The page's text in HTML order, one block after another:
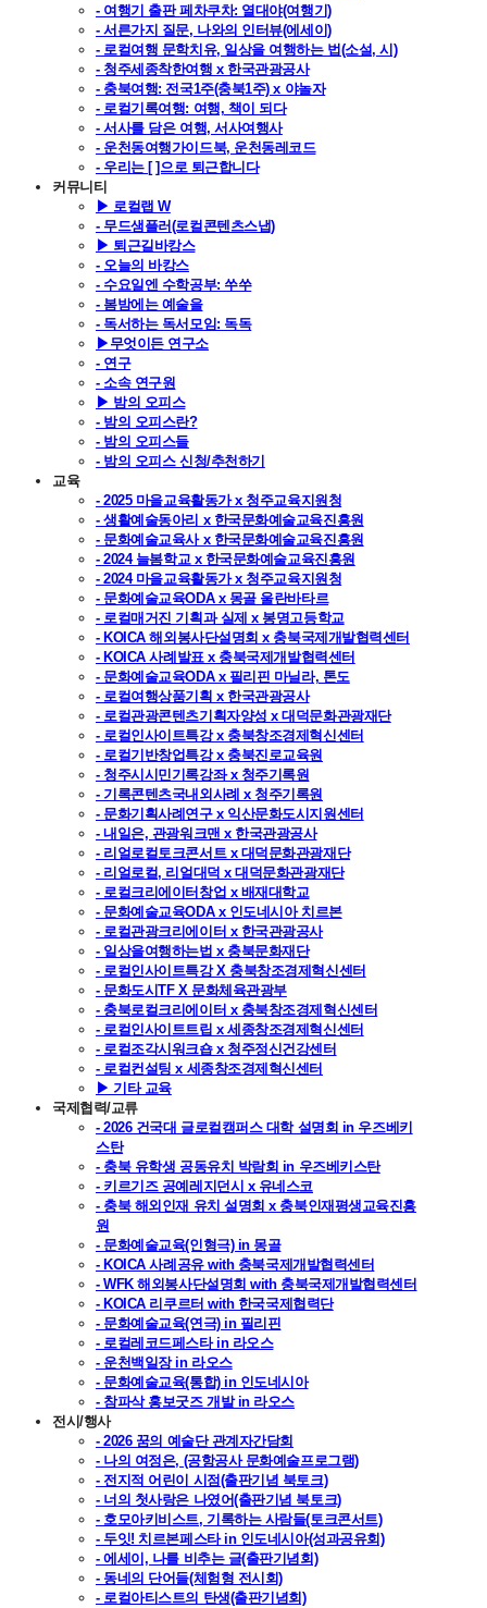
- 여행기 출판 페차쿠차: 열대야(여행기)
- 서른가지 질문, 나와의 인터뷰(에세이)
- 로컬여행 문학치유, 일상을 여행하는 법(소설, 시)
- 청주세종착한여행 x 한국관광공사
- 충북여행: 전국1주(충북1주) x 야놀자
- 로컬기록여행: 여행, 책이 되다
- 서사를 담은 여행, 서사여행사
- 운천동여행가이드북, 운천동레코드
- 우리는 [ ]으로 퇴근합니다
커뮤니티
▶ 로컬랩 W
- 무드샘플러(로컬콘텐츠스냅)
▶ 퇴근길바캉스
- 오늘의 바캉스
- 수요일엔 수학공부: 쑤쑤
- 봄밤에는 예술을
- 독서하는 독서모임: 독독
▶무엇이든 연구소
- 연구
- 소속 연구원
▶ 밤의 오피스
- 밤의 오피스란?
- 밤의 오피스들
- 밤의 오피스 신청/추천하기
교육
- 2025 마을교육활동가 x 청주교육지원청
- 생활예술동아리 x 한국문화예술교육진흥원
- 문화예술교육사 x 한국문화예술교육진흥원
- 2024 늘봄학교 x 한국문화예술교육진흥원
- 2024 마을교육활동가 x 청주교육지원청
- 문화예술교육ODA x 몽골 울란바타르
- 로컬매거진 기획과 실제 x 봉명고등학교
- KOICA 해외봉사단설명회 x 충북국제개발협력센터
- KOICA 사례발표 x 충북국제개발협력센터
- 문화예술교육ODA x 필리핀 마닐라, 톤도
- 로컬여행상품기획 x 한국관광공사
- 로컬관광콘텐츠기획자양성 x 대덕문화관광재단
- 로컬인사이트특강 x 충북창조경제혁신센터
- 로컬기반창업특강 x 충북진로교육원
- 청주시시민기록강좌 x 청주기록원
- 기록콘텐츠국내외사례 x 청주기록원
- 문화기획사례연구 x 익산문화도시지원센터
- 내일은, 관광워크맨 x 한국관광공사
- 리얼로컬토크콘서트 x 대덕문화관광재단
- 리얼로컬, 리얼대덕 x 대덕문화관광재단
- 로컬크리에이터창업 x 배재대학교
- 문화예술교육ODA x 인도네시아 치르본
- 로컬관광크리에이터 x 한국관광공사
- 일상을여행하는법 x 충북문화재단
- 로컬인사이트특강 X 충북창조경제혁신센터
- 문화도시TF X 문화체육관광부
- 충북로컬크리에이터 x 충북창조경제혁신센터
- 로컬인사이트트립 x 세종창조경제혁신센터
- 로컬조각시워크숍 x 청주정신건강센터
- 로컬컨설팅 x 세종창조경제혁신센터
▶ 기타 교육
국제협력/교류
- 2026 건국대 글로컬캠퍼스 대학 설명회 in 우즈베키
스탄
- 충북 유학생 공동유치 박람회 in 우즈베키스탄
- 키르기즈 공예레지던시 x 유네스코
- 충북 해외인재 유치 설명회 x 충북인재평생교육진흥
원
- 문화예술교육(인형극) in 몽골
- KOICA 사례공유 with 충북국제개발협력센터
- WFK 해외봉사단설명회 with 충북국제개발협력센터
- KOICA 리쿠르터 with 한국국제협력단
- 문화예술교육(연극) in 필리핀
- 로컬레코드페스타 in 라오스
- 운천백일장 in 라오스
- 문화예술교육(통합) in 인도네시아
- 참파삭 홍보굿즈 개발 in 라오스
전시/행사
- 2026 꿈의 예술단 관계자간담회
- 나의 여정은, (공항공사 문화예술프로그램)
- 전지적 어린이 시점(출판기념 북토크)
- 너의 첫사랑은 나였어(출판기념 북토크)
- 호모아키비스트, 기록하는 사람들(토크콘서트)
- 두잇! 치르본페스타 in 인도네시아(성과공유회)
- 에세이, 나를 비추는 글(출판기념회)
- 동네의 단어들(체험형 전시회)
- 로컬아티스트의 탄생(출판기념회)